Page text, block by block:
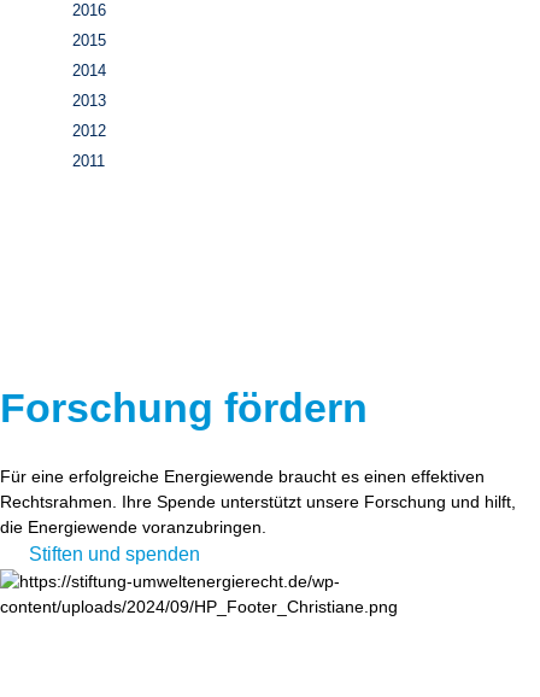
2016
2015
2014
2013
2012
2011
Forschung fördern
Für eine erfolgreiche Energiewende braucht es einen effektiven
Rechtsrahmen. Ihre Spende unterstützt unsere Forschung und hilft,
die Energiewende voranzubringen.
Stiften und spenden